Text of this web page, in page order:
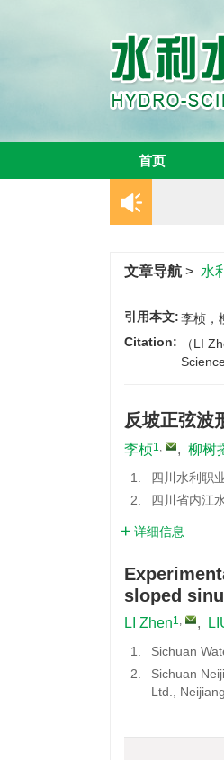
首页
文章导航 > 水
引用本文:李桢，
Citation:
（LI
反坡正弦波
李桢1, , 柳树
1.
四川水利职
2.
四川省内江
详细信息
sloped
LI Zhen1, ,
1.
Sichuan
2.
Sichuan
Ltd.,